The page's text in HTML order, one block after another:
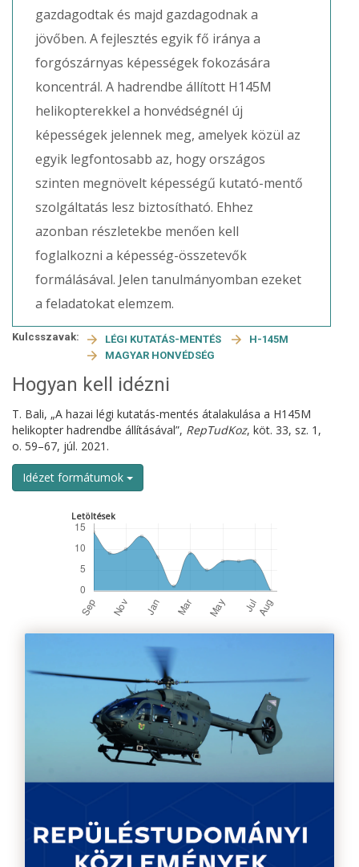
gazdagodtak és majd gazdagodnak a
jövőben. A fejlesztés egyik fő iránya a
forgószárnyas képességek fokozására
koncentrál. A hadrendbe állított H145M
helikopterekkel a honvédségnél új
képességek jelennek meg, amelyek közül az
egyik legfontosabb az, hogy országos
szinten megnövelt képességű kutató-mentő
szolgáltatás lesz biztosítható. Ehhez
azonban részletekbe menően kell
foglalkozni a képesség-összetevők
formálásával. Jelen tanulmányomban ezeket
a feladatokat elemzem.
Kulcsszavak: LÉGI KUTATÁS-MENTÉS
H-145M
MAGYAR HONVÉDSÉG
Hogyan kell idézni
T. Bali, „A hazai légi kutatás-mentés átalakulása a H145M
helikopter hadrendbe állításával”, RepTudKoz, köt. 33, sz. 1,
o. 59–67, júl. 2021.
Idézet formátumok
Letöltések